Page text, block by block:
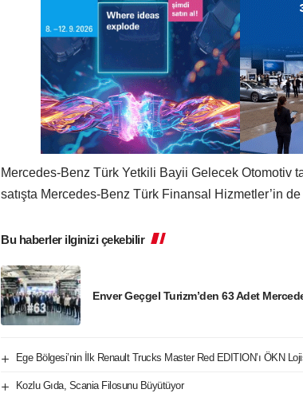
Mercedes-Benz Türk Yetkili Bayii Gelecek Otomotiv
satışta Mercedes-Benz Türk Finansal Hizmetler’in de
Bu haberler ilginizi çekebilir
Enver Geçgel Turizm’den 63 Adet
Ege Bölgesi’nin İlk Renault Trucks Master Red EDITION’ı ÖKN
Kozlu Gıda, Scania Filosunu Büyütüyor